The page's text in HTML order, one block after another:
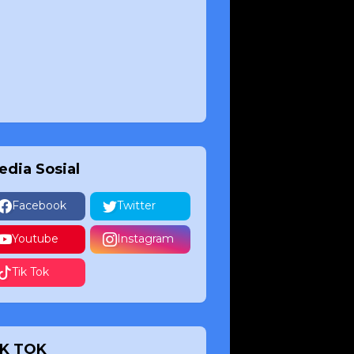
Sosial
Facebook Twitter
Youtube Instagram
Tik Tok
TOK